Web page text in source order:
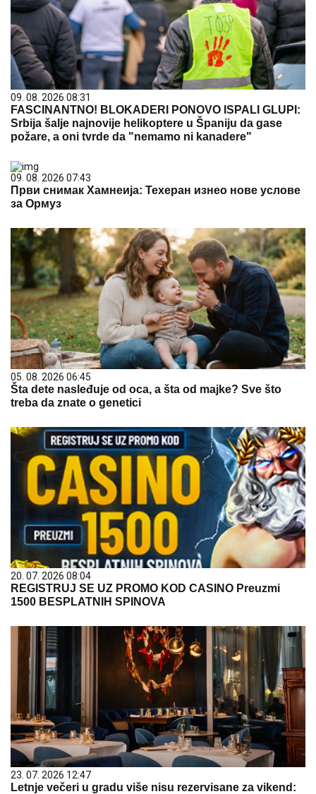
09. 08. 2026 08:31
FASCINANTNO! BLOKADERI PONOVO ISPALI GLUPI:
Srbija šalje najnovije helikoptere u Španiju da gase
požare, a oni tvrde da "nemamo ni kanadere"
09. 08. 2026 07:43
Први снимак Хамнеија: Техеран изнео нове услове
за Ормуз
05. 08. 2026 06:45
Šta dete nasleđuje od oca, a šta od majke? Sve što
treba da znate o genetici
20. 07. 2026 08:04
REGISTRUJ SE UZ PROMO KOD CASINO Preuzmi
1500 BESPLATNIH SPINOVA
23. 07. 2026 12:47
Letnje večeri u gradu više nisu rezervisane za vikend: